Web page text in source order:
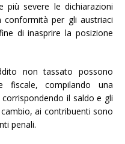
più severe le dichiarazioni
per gli austriaci
di inasprire la posizione
non tassato possono
fiscale, compilando una
il saldo e gli
ai contribuenti sono
penali.